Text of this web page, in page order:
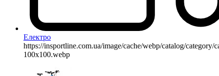
Електро
https://insportline.com.ua/image/cache/webp/catalog/category/
100x100.webp